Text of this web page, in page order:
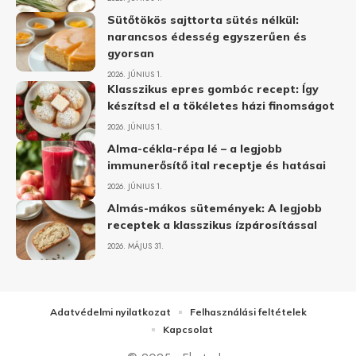
Sütőtökös sajttorta sütés nélkül:
narancsos édesség egyszerűen és
gyorsan
2026. JÚNIUS 1.
Klasszikus epres gombóc recept: Így
készítsd el a tökéletes házi finomságot
2026. JÚNIUS 1.
Alma-cékla-répa lé – a legjobb
immunerősítő ital receptje és hatásai
2026. JÚNIUS 1.
Almás-mákos sütemények: A legjobb
receptek a klasszikus ízpárosítással
2026. MÁJUS 31.
Adatvédelmi nyilatkozat
Felhasználási feltételek
Kapcsolat